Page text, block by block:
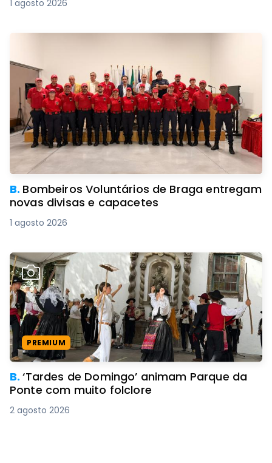
1 agosto 2026
B. Bombeiros Voluntários de Braga entregam
novas divisas e capacetes
1 agosto 2026
PREMIUM
B.‘Tardes de Domingo’ animam Parque da
Ponte com muito folclore
2 agosto 2026